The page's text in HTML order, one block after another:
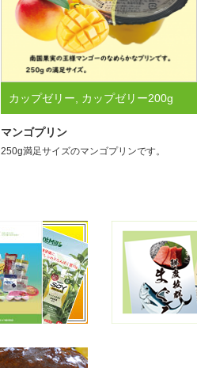
カップゼリー カップゼリー200g
250g,ゼリー / フルーツ関連製品す
マンゴプリン
250g満足サイズのマンゴプリンです。